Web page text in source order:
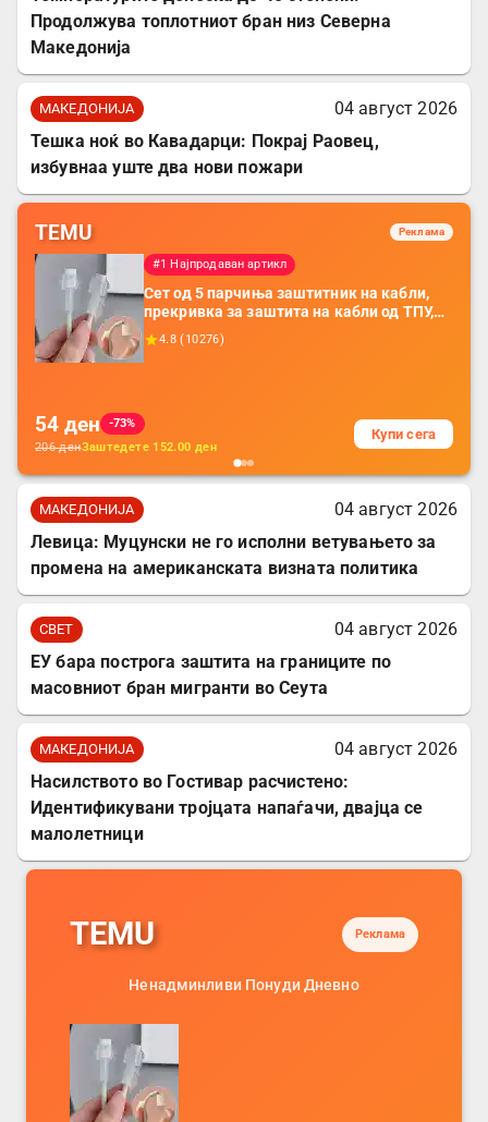
Продолжува топлотниот бран низ Северна
Македонија
МАКЕДОНИЈА
04 август 2026
Тешка ноќ во Кавадарци: Покрај Раовец,
избувнаа уште два нови пожари
TEMU Реклама
#1 Најпродаван артикл
Сет од 5 парчиња заштитник на кабли,
прекривка за заштита на кабли од ТПУ,
додатоци за заштита на кабли, без
батерија, за мобилни телефони, комплет
4.8 (10276)
54 ден
-73%
206денЗаштедете 152.00 ден
Купи сега
МАКЕДОНИЈА
04 август 2026
Левица: Муцунски не го исполни ветувањето за
промена на американската визната политика
СВЕТ
04 август 2026
ЕУ бара построга заштита на границите по
масовниот бран мигранти во Сеута
МАКЕДОНИЈА
04 август 2026
Насилството во Гостивар расчистено:
Идентификувани тројцата напаѓачи, двајца се
малолетници
TEMU Реклама
Ненадминливи Понуди Дневно